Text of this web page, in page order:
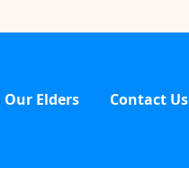
Our Elders Contact Us